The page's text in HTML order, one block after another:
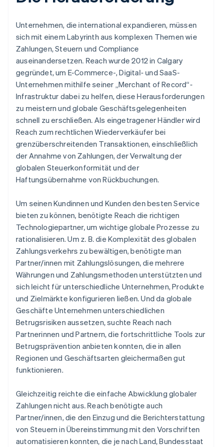
Unternehmen, die international expandieren, müssen
sich mit einem Labyrinth aus komplexen Themen wie
Zahlungen, Steuern und Compliance
auseinandersetzen. Reach wurde 2012 in Calgary
gegründet, um E-Commerce-, Digital- und SaaS-
Unternehmen mithilfe seiner „Merchant of Record“-
Infrastruktur dabei zu helfen, diese Herausforderungen
zu meistern und globale Geschäftsgelegenheiten
schnell zu erschließen. Als eingetragener Händler wird
Reach zum rechtlichen Wiederverkäufer bei
grenzüberschreitenden Transaktionen, einschließlich
der Annahme von Zahlungen, der Verwaltung der
globalen Steuerkonformität und der
Haftungsübernahme von Rückbuchungen.
Um seinen Kundinnen und Kunden den besten Service
bieten zu können, benötigte Reach die richtigen
Technologiepartner, um wichtige globale Prozesse zu
rationalisieren. Um z. B. die Komplexität des globalen
Zahlungsverkehrs zu bewältigen, benötigte man
Partner/innen mit Zahlungslösungen, die mehrere
Währungen und Zahlungsmethoden unterstützten und
sich leicht für unterschiedliche Unternehmen, Produkte
und Zielmärkte konfigurieren ließen. Und da globale
Geschäfte Unternehmen unterschiedlichen
Betrugsrisiken aussetzen, suchte Reach nach
Partnerinnen und Partnern, die fortschrittliche Tools zur
Betrugsprävention anbieten konnten, die in allen
Regionen und Geschäftsarten gleichermaßen gut
funktionieren.
Gleichzeitig reichte die einfache Abwicklung globaler
Zahlungen nicht aus. Reach benötigte auch
Partner/innen, die den Einzug und die Berichterstattung
von Steuern in Übereinstimmung mit den Vorschriften
automatisieren konnten, die je nach Land, Bundesstaat